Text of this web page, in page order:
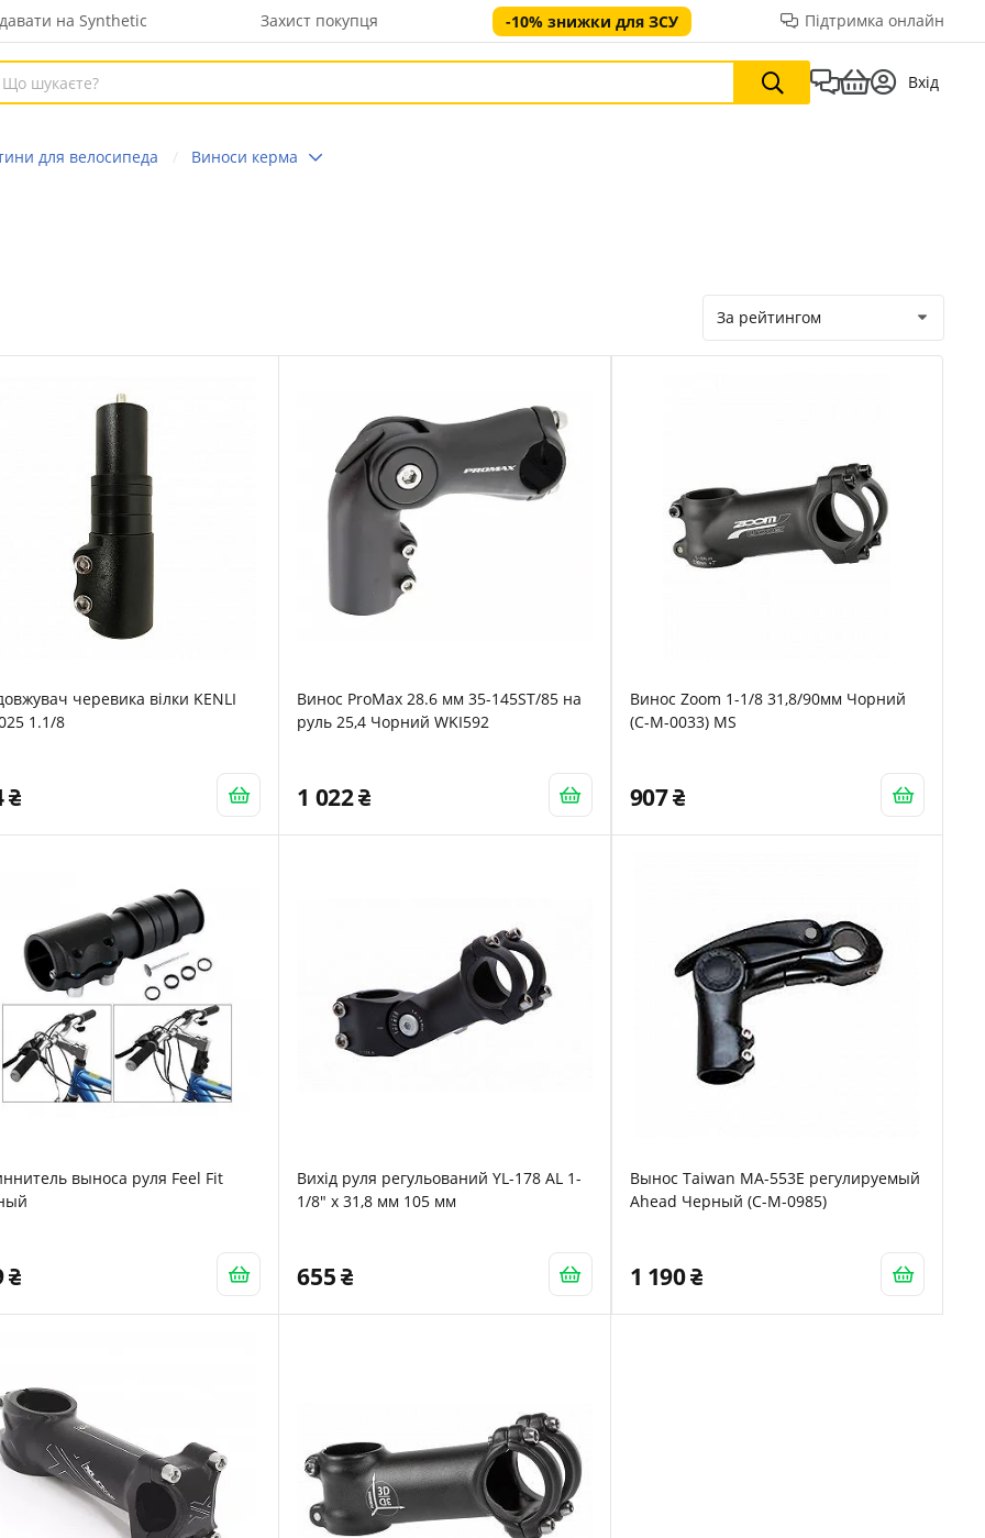
на Synthetic Захист покупця -10% знижки для ЗСУ Підтримка онлайн
Вхід
для велосипеда Виноси керма
За рейтингом
черевика вілки KENLI
1.1/8
Винос ProMax 28.6 мм 35-145ST/85 на
руль 25,4 Чорний WKI592
1 022
Винос Zoom 1-1/8 31,8/90мм Чорний
(C-M-0033) MS
907
выноса руля Feel Fit
Вихід руля регульований YL-178 AL 1-
1/8" х 31,8 мм 105 мм
655
Вынос Taiwan MA-553E регулируемый
Ahead Черный (C-M-0985)
1 190